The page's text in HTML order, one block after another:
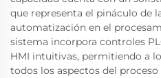
que representa el pináculo de
automatización en el
sistema incorpora controles
HMI intuitivas, permitiendo a
todos los aspectos del